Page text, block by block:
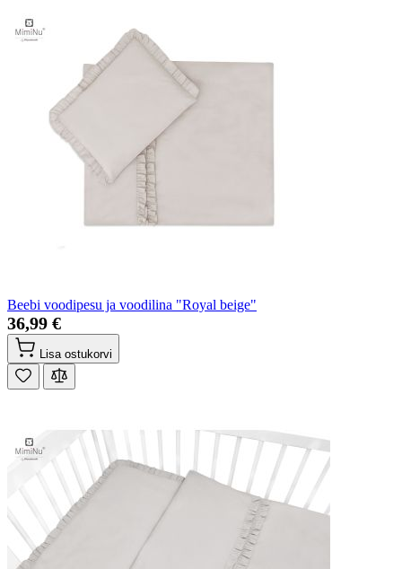
Beebi voodipesu ja voodilina "Royal beige"
36,99 €
Lisa ostukorvi